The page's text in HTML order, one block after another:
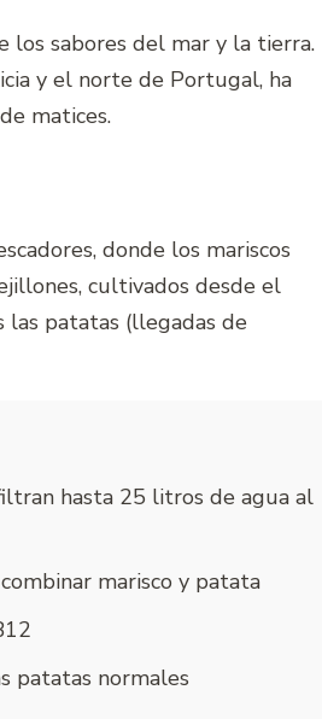
los sabores del mar y la tierra.
y el norte de Portugal, ha
matices.
donde los mariscos
cultivados desde el
las patatas (llegadas de
hasta 25 litros de agua al
marisco y patata
patatas normales